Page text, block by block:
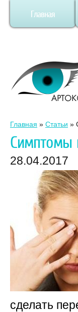
Главная
Главная » Статьи »
Симптомы
28.04.2017
сделать